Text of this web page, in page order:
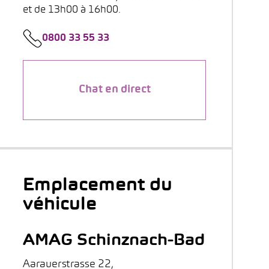
et de 13h00 à 16h00.
0800 33 55 33
Chat en direct
Emplacement du
véhicule
AMAG Schinznach-Bad
Aarauerstrasse 22,